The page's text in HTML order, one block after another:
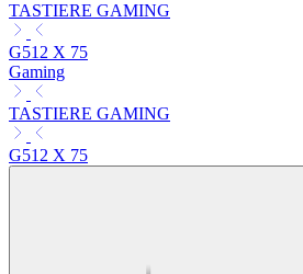
TASTIERE GAMING
G512 X 75
Gaming
TASTIERE GAMING
G512 X 75